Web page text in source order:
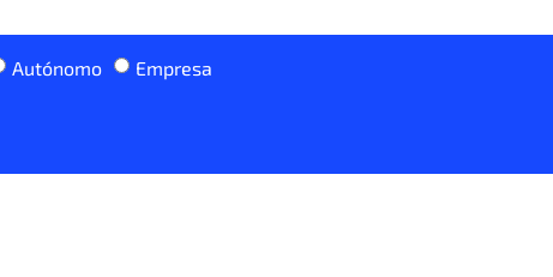
Autónomo Empresa